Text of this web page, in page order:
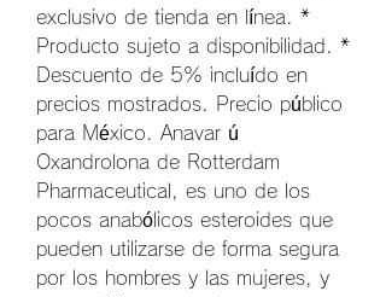
exclusivo de tienda en línea. *
Producto sujeto a disponibilidad. *
Descuento de 5% incluído en
precios mostrados. Precio público
para México. Anavar ú
Oxandrolona de Rotterdam
Pharmaceutical, es uno de los
pocos anabólicos esteroides que
pueden utilizarse de forma segura
por los hombres y las mujeres, y